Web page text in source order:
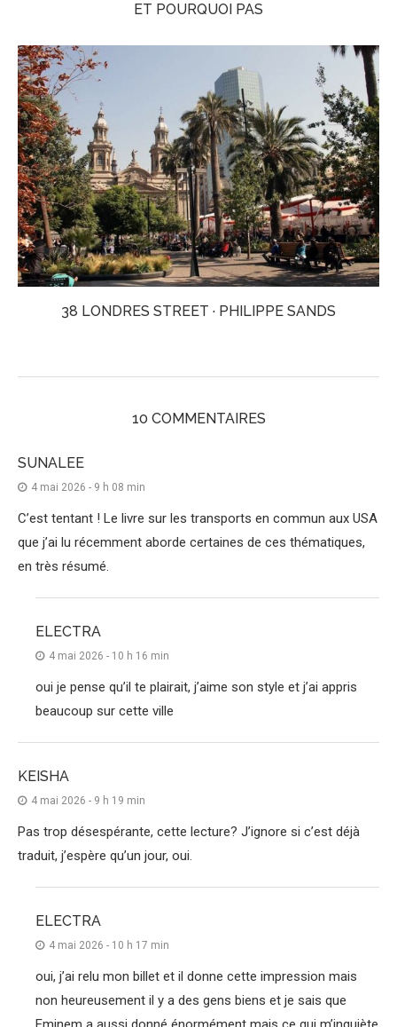
ET POURQUOI PAS
38 LONDRES STREET · PHILIPPE SANDS
10 COMMENTAIRES
SUNALEE
4 mai 2026 - 9 h 08 min
C’est tentant ! Le livre sur les transports en commun aux USA
que j’ai lu récemment aborde certaines de ces thématiques,
en très résumé.
ELECTRA
4 mai 2026 - 10 h 16 min
oui je pense qu’il te plairait, j’aime son style et j’ai appris
beaucoup sur cette ville
KEISHA
4 mai 2026 - 9 h 19 min
Pas trop désespérante, cette lecture? J’ignore si c’est déjà
traduit, j’espère qu’un jour, oui.
ELECTRA
4 mai 2026 - 10 h 17 min
oui, j’ai relu mon billet et il donne cette impression mais
non heureusement il y a des gens biens et je sais que